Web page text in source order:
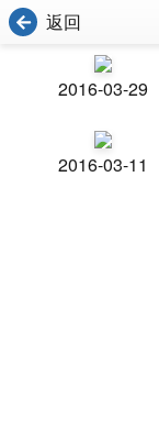
返回
2016-03-29
2016-03-11